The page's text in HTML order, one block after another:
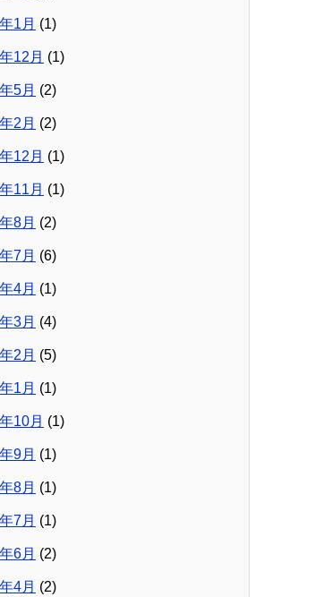
1月 (1)
12月 (1)
5月 (2)
2月 (2)
12月 (1)
11月 (1)
8月 (2)
7月 (6)
4月 (1)
3月 (4)
2月 (5)
1月 (1)
10月 (1)
9月 (1)
8月 (1)
7月 (1)
6月 (2)
4月 (2)